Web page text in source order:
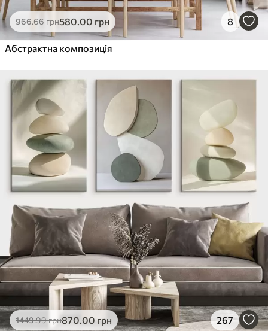
Еко-Преміум
.00 грн
✓Яскраві, насичені кольори
✓
✓ Поверхня з текстурою полотна
✓Екологічний матеріал
966.66грн580.00 грн 8
Абстрактна композиція
1449.99грн870.00 грн 267